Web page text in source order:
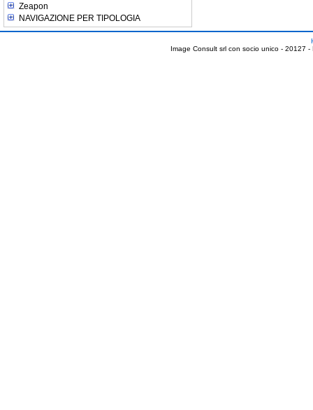
Zeapon
NAVIGAZIONE PER TIPOLOGIA
Image Consult srl con socio unico - 20127